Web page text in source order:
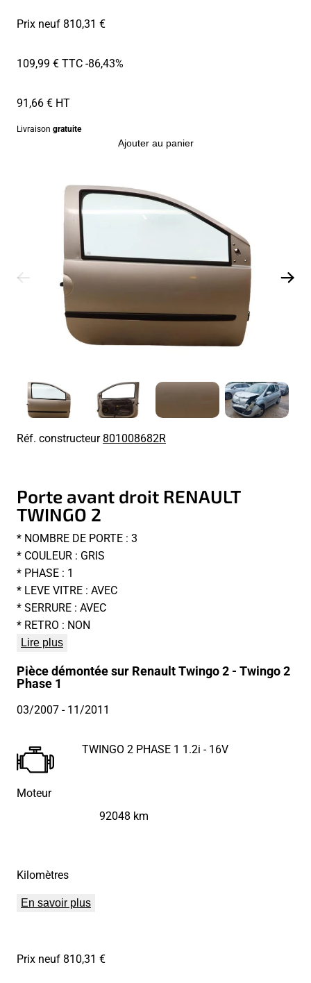
Prix neuf 810,31 €
109,99 € TTC-86,43%
91,66 € HT
Livraison gratuite
Ajouter au panier
Réf. constructeur801008682R
Porte avant droit RENAULT
TWINGO 2
* NOMBRE DE PORTE : 3
* COULEUR : GRIS
* PHASE : 1
* LEVE VITRE : AVEC
* SERRURE : AVEC
* RETRO : NON
Lire plus
Pièce démontée sur Renault Twingo 2 - Twingo 2
Phase 1
03/2007- 11/2011
Moteur
TWINGO 2 PHASE 1 1.2i - 16V
Kilomètres
92048 km
En savoir plus
Prix neuf 810,31 €